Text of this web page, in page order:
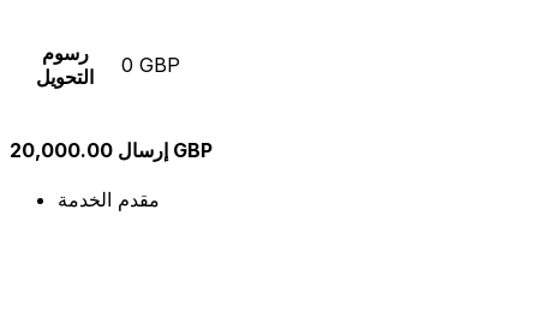
رسوم
التحويل
0 GBP
إرسال 20,000.00 GBP
مقدم الخدمة